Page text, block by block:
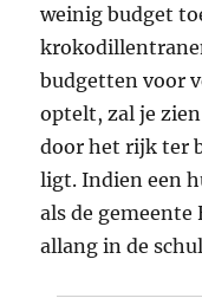
weinig budget
budgetten voor
optelt, zal je
door het rijk ter
ligt. Indien een
als de
allang in de